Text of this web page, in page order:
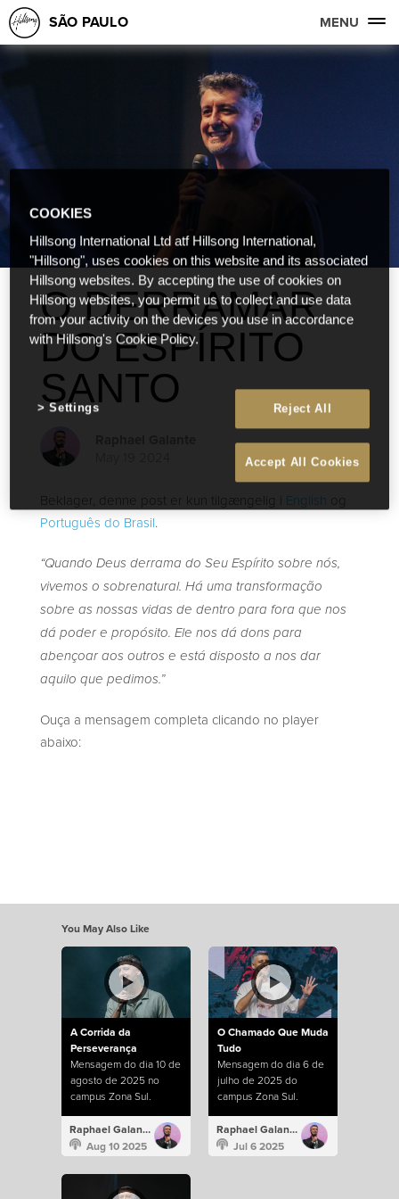
SÃO PAULO MENU
O DERRAMAR
DO ESPÍRITO
SANTO
Beklager, denne post er kun tilgængelig i English og
Português do Brasil.
“Quando Deus derrama do Seu Espírito sobre nós,
vivemos o sobrenatural. Há uma transformação
sobre as nossas vidas de dentro para fora que nos
dá poder e propósito. Ele nos dá dons para
abençoar aos outros e está disposto a nos dar
aquilo que pedimos.”
Ouça a mensagem completa clicando no player
abaixo:
You May Also Like
A Corrida da
Perseverança
Mensagem do dia 10 de
agosto de 2025 no
campus Zona Sul.
Raphael Galante
Aug 10 2025
O Chamado Que Muda
Tudo
Mensagem do dia 6 de
julho de 2025 do
campus Zona Sul.
Raphael Galante
Jul 6 2025
COOKIES
Hillsong International Ltd atf Hillsong International,
"Hillsong", uses cookies on this website and its associated
Hillsong websites. By accepting the use of cookies on
Hillsong websites, you permit us to collect and use data
from your activity on the devices you use in accordance
with Hillsong's Cookie Policy.
Reject All
Accept All Cookies
Settings